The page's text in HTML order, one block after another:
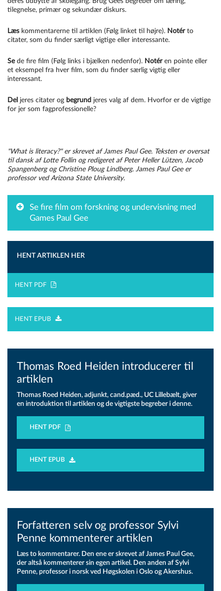
tilegnelse, primær og sekundær diskurs.
Læs kommentarerne til artiklen (Følg linket til højre). Notérto
citater, som du finder særligt vigtige eller interessante.
Sede fire film (Følg links i bjælken nedenfor). Notéren pointe eller
et eksempel fra hver film, som du finder særlig vigtig eller
interessant.
Del jeres citater og begrund jeres valg af dem. Hvorfor er de vigtige
for jer som fagprofessionelle?
"What is literacy?" er skrevet af James Paul Gee. Teksten er oversat
til dansk af Lotte Follin og redigeret af Peter Heller Lützen, Jacob
Spangenberg og Christine Ploug Lindberg. James Paul Gee er
professor ved Arizona State University.
Se fire film om forskning og undervisning med
Games Paul Gee
HENT ARTIKLEN HER
HENT PDF
HENT EPUB
Thomas Roed Heiden introducerer til
artiklen
Thomas Roed Heiden, adjunkt, cand.pæd., UC Lillebælt, giver
en introduktion til artiklen og de vigtigste begreber i denne.
HENT PDF
HENT EPUB
Forfatteren selv og professor Sylvi
Penne kommenterer artiklen
Læs to kommentarer. Den ene er skrevet af James Paul Gee,
der altså kommenterer sin egen artikel. Den anden af Sylvi
Penne, professor i norsk ved Høgskolen i Oslo og Akershus.